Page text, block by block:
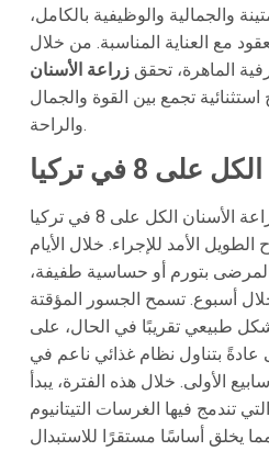
والجمالية والوظيفية بالكامل،
مع العناية المناسبة. من خلال
الماهرة، تحققزراعة الأسنان
استثنائية تجمع بين القوة والجمال
والراحة.
على 8 في تركيا
تعد فترة التعافي بعد زراعة الأسنان الكل على 8 في تركيا
الأمد للإجراء. خلال الأيام
المرضى بتورم أو حساسية طفيفة،
أسبوع. تسمح الجسور المؤقتة
طبيعي تقريبًا في الحال، على
بتناول نظام غذائي ناعم في
الأولى. خلال هذه الفترة، يبدأ
تندمج فيها الغرسات التيتانيوم
يخلق أساسًا مستقرًا للاستبدال